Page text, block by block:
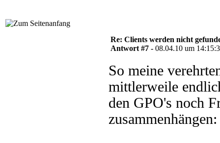
Re: Clients werden nicht
Antwort #7 - 08.04.10 um
So meine
mittlerweile
den GPO's noch
zusammenhängen: